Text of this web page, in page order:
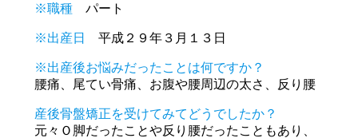
※職種パート
※出産日 平成２９年３月１３日
※出産後お悩みだったことは何ですか？
腰痛、尾てい骨痛、お腹や腰周辺の太さ、反り腰
産後骨盤矯正を受けてみてどうでしたか？
元々Ｏ脚だったことや反り腰だったこともあり、